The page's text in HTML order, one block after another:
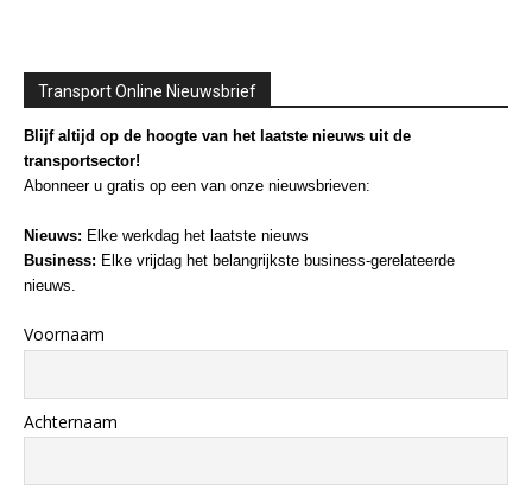
Transport Online Nieuwsbrief
Blijf altijd op de hoogte van het laatste nieuws uit de
transportsector!
Abonneer u gratis op een van onze nieuwsbrieven:
Nieuws: Elke werkdag het laatste nieuws
Business: Elke vrijdag het belangrijkste business-gerelateerde
nieuws.
Voornaam
Achternaam